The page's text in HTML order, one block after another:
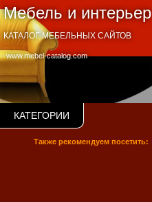
Мебель и интерьер
www.mebel-catalog.com
КАТАЛОГ МЕБЕЛЬНЫХ САЙТОВ
КАТЕГОРИИ
Также рекомендуем посетить: